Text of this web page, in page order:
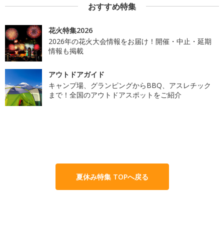
おすすめ特集
花火特集2026
2026年の花火大会情報をお届け！開催・中止・延期
情報も掲載
アウトドアガイド
キャンプ場、グランピングからBBQ、アスレチック
まで！全国のアウトドアスポットをご紹介
夏休み特集 TOPへ戻る